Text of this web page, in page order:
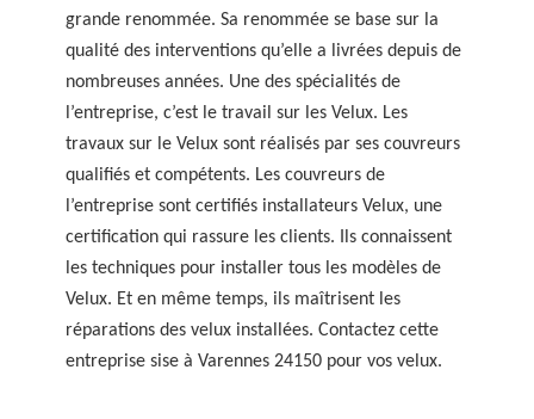
grande renommée. Sa renommée se base sur la
qualité des interventions qu’elle a livrées depuis de
nombreuses années. Une des spécialités de
l’entreprise, c’est le travail sur les Velux. Les
travaux sur le Velux sont réalisés par ses couvreurs
qualifiés et compétents. Les couvreurs de
l’entreprise sont certifiés installateurs Velux, une
certification qui rassure les clients. Ils connaissent
les techniques pour installer tous les modèles de
Velux. Et en même temps, ils maîtrisent les
réparations des velux installées. Contactez cette
entreprise sise à Varennes 24150 pour vos velux.